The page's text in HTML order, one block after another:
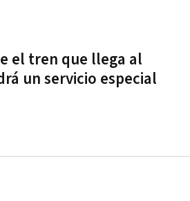
el tren que llega al
un servicio especial